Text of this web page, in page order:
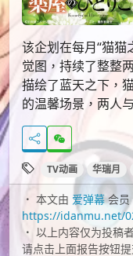
该企划在每月“猫猫
觉图，持续了整整
描绘了蓝天之下，
的温馨场景，两人
TV动画 华瑞月
本文由 爱弹幕会员
https://idanmu.net/
以上内容仅为投稿
请点击上面报告按钮提